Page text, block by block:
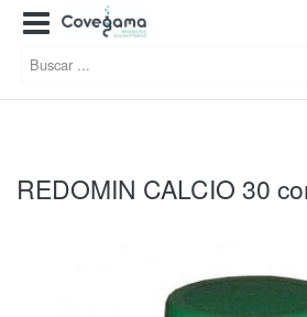
REDOMIN CALCIO 30